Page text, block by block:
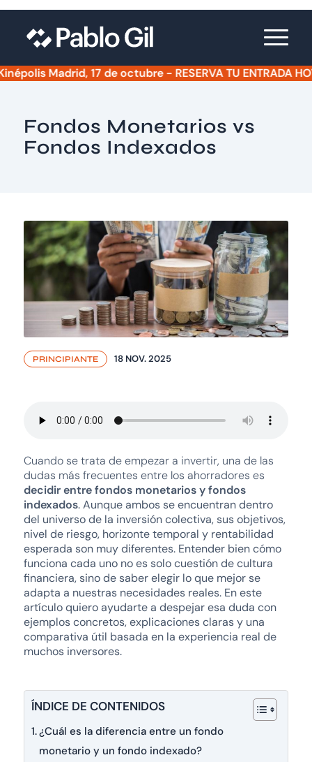
Madrid, 17 de octubre - RESERVA TU ENTRADA HOY
Fondos Monetarios vs
Fondos Indexados
PRINCIPIANTE 18 NOV. 2025
Cuando se trata de empezar a invertir, una de las
dudas más frecuentes entre los ahorradores es
decidir entre fondos monetarios y fondos
indexados. Aunque ambos se encuentran dentro
del universo de la inversión colectiva, sus objetivos,
nivel de riesgo, horizonte temporal y rentabilidad
esperada son muy diferentes. Entender bien cómo
funciona cada uno no es solo cuestión de cultura
financiera, sino de saber elegir lo que mejor se
adapta a nuestras necesidades reales. En este
artículo quiero ayudarte a despejar esa duda con
ejemplos concretos, explicaciones claras y una
comparativa útil basada en la experiencia real de
muchos inversores.
ÍNDICE DE CONTENIDOS
¿Cuál es la diferencia entre un fondo
monetario y un fondo indexado?